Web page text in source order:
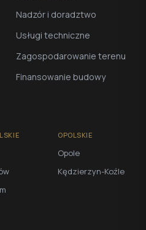
Nadzór i doradztwo
Usługi techniczne
Zagospodarowanie terenu
Finansowanie budowy
OPOLSKIE
Opole
Kędzierzyn-Koźle